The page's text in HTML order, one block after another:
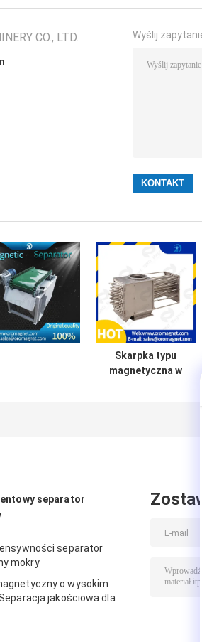
CO., LTD. Wyślij
Skarpka typu
magnetyczna w
separator
separator
mokry
o wysokim
jakościowa dla